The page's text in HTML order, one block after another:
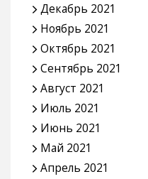
Декабрь 2021
Ноябрь 2021
Октябрь 2021
Сентябрь 2021
Август 2021
Июль 2021
Июнь 2021
Май 2021
Апрель 2021